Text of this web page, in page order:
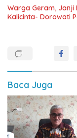
Warga Geram, Janji
Kalicinta- Dorowati
Baca Juga